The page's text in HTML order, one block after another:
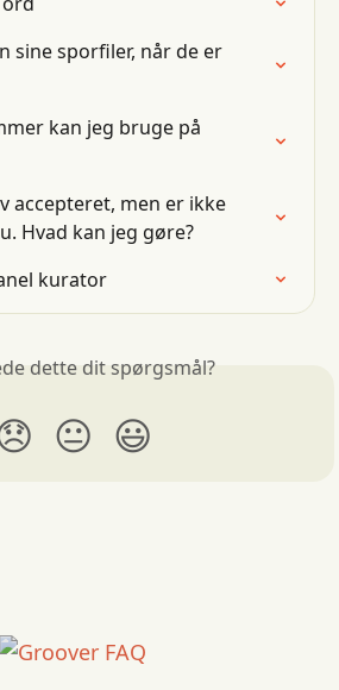
sine sporfiler, når de er
kan jeg bruge på
accepteret, men er ikke
Hvad kan jeg gøre?
kurator
dette dit spørgsmål?
😐 😃